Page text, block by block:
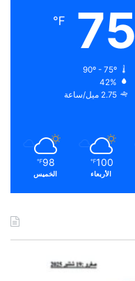
75
℉
90º - 75º
42%
2.75 ميل/ساعة
100
℉
الأربعاء
98
℉
الخميس